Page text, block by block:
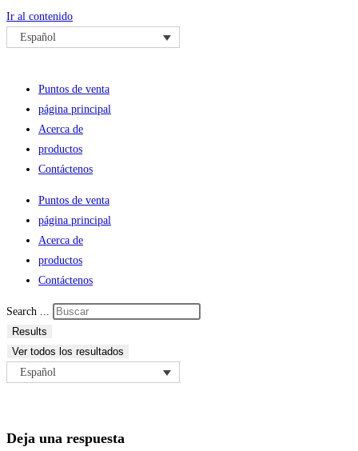
Ir al contenido
Español
Puntos de venta
página principal
Acerca de
productos
Contáctenos
Puntos de venta
página principal
Acerca de
productos
Contáctenos
Search ...
Results
Ver todos los resultados
Español
Deja una respuesta